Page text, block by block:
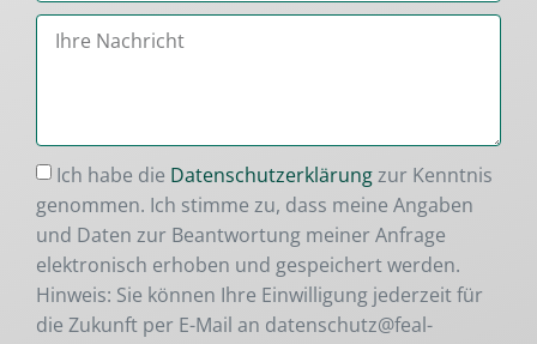
Ich habe die Datenschutzerklärungzur Kenntnis
genommen. Ich stimme zu, dass meine Angaben
und Daten zur Beantwortung meiner Anfrage
elektronisch erhoben und gespeichert werden.
Hinweis: Sie können Ihre Einwilligung jederzeit für
die Zukunft per E-Mail an datenschutz@feal-